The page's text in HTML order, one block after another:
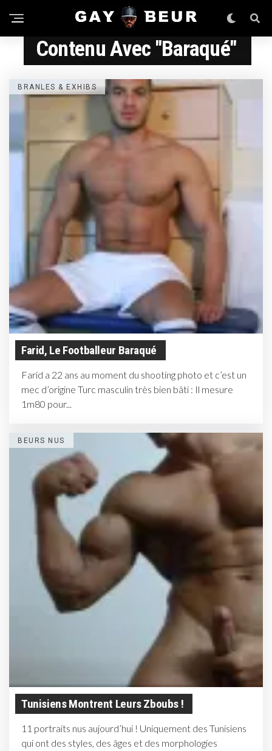
Contenu Avec "baraqué"
BRANLES & EXHIBS
Farid, Le Footballeur Baraqué
Farid a 22 ans au moment du shooting photo et c’est un
mec d’origine Turc masculin très bien bâti : Il mesure
1m80 pour...
BEURS NUS
Tunisiens Montrent Leurs Zboubs !
11 portraits nus aujourd’hui ! Uniquement des Tunisiens
qui ont des styles, des âges et des morphologies